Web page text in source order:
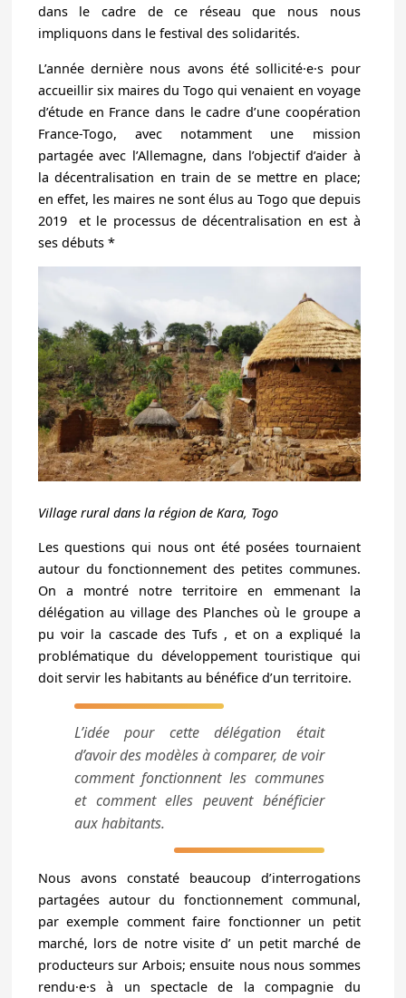
dans le cadre de ce réseau que nous nous
impliquons dans le festival des solidarités.
L’année dernière nous avons été sollicité·e·s pour
accueillir six maires du Togo qui venaient en voyage
d’étude en France dans le cadre d’une coopération
France-Togo, avec notamment une mission
partagée avec l’Allemagne, dans l’objectif d’aider à
la décentralisation en train de se mettre en place;
en effet, les maires ne sont élus au Togo que depuis
2019 et le processus de décentralisation en est à
ses débuts *
Village rural dans la région de Kara, Togo
Les questions qui nous ont été posées tournaient
autour du fonctionnement des petites communes.
On a montré notre territoire en emmenant la
délégation au village des Planches où le groupe a
pu voir la cascade des Tufs , et on a expliqué la
problématique du développement touristique qui
doit servir les habitants au bénéfice d’un territoire.
L’idée pour cette délégation était
d’avoir des modèles à comparer, de voir
comment fonctionnent les communes
et comment elles peuvent bénéficier
aux habitants.
Nous avons constaté beaucoup d’interrogations
partagées autour du fonctionnement communal,
par exemple comment faire fonctionner un petit
marché, lors de notre visite d’ un petit marché de
producteurs sur Arbois; ensuite nous nous sommes
rendu·e·s à un spectacle de la compagnie du